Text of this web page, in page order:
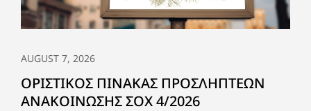
AUGUST 7, 2026
ΟΡΙΣΤΙΚΟΣ ΠΙΝΑΚΑΣ ΠΡΟΣΛΗΠΤΕΩΝ
ΑΝΑΚΟΙΝΩΣΗΣ ΣΟΧ 4/2026